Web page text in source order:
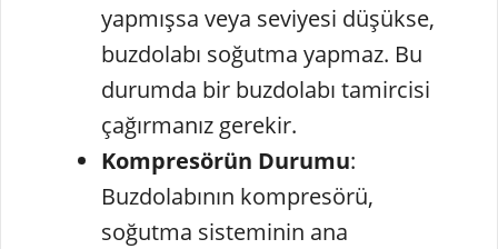
yapmışsa veya seviyesi düşükse,
buzdolabı soğutma yapmaz. Bu
durumda bir buzdolabı tamircisi
çağırmanız gerekir.
Kompresörün Durumu:
Buzdolabının kompresörü,
soğutma sisteminin ana